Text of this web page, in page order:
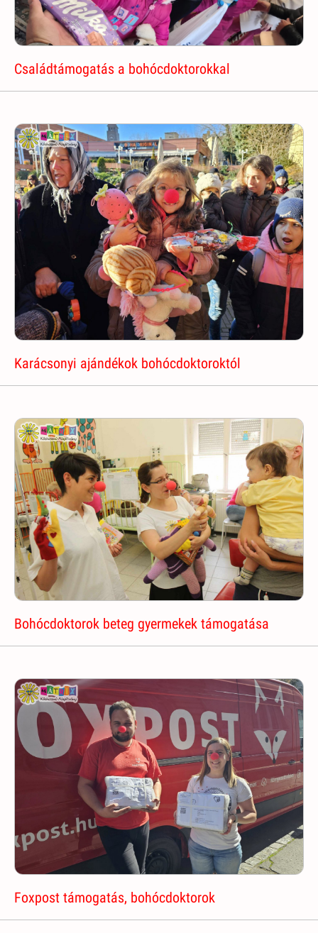
Családtámogatás a bohócdoktorokkal
Karácsonyi ajándékok bohócdoktoroktól
Bohócdoktorok beteg gyermekek támogatása
Foxpost támogatás, bohócdoktorok